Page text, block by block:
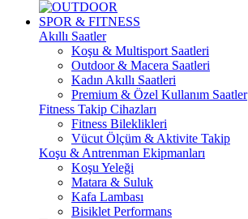
SPOR & FITNESS
Akıllı Saatler
Koşu & Multisport Saatleri
Outdoor & Macera Saatleri
Kadın Akıllı Saatleri
Premium & Özel Kullanım Saatler
Fitness Takip Cihazları
Fitness Bileklikleri
Vücut Ölçüm & Aktivite Takip
Koşu & Antrenman Ekipmanları
Koşu Yeleği
Matara & Suluk
Kafa Lambası
Bisiklet Performans